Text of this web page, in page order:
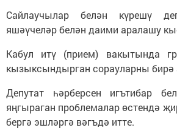
Сайлаучылар белән күрешү
яшәүчеләр белән даими аралашу
Кабул итү (прием) вакытында
кызыксындырган сорауларны
Депутат һәрберсен игътибар
яңгыраган проблемалар өстендә
бергә эшләргә вәгъдә итте.